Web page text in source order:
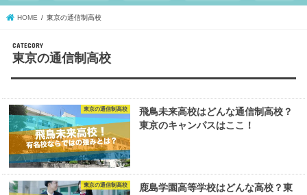
HOME 東京の通信制高校
東京の通信制高校
東京の通信制高校
飛鳥未来高校はどんな通信制高校？
東京のキャンパスはここ！
東京の通信制高校
鹿島学園高等学校はどんな高校？東